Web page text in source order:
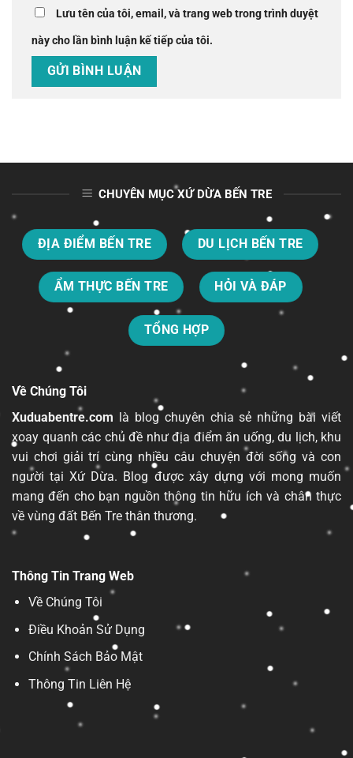
Lưu tên của tôi, email, và trang web trong trình duyệt
này cho lần bình luận kế tiếp của tôi.
CHUYÊN MỤC XỨ DỪA BẾN TRE
ĐỊA ĐIỂM BẾN TRE DU LỊCH BẾN TRE
ẨM THỰC BẾN TRE HỎI VÀ ĐÁP
TỔNG HỢP
Về Chúng Tôi
Xuduabentre.com là blog chuyên chia sẻ những bài viết
xoay quanh các chủ đề như địa điểm ăn uống, du lịch, khu
vui chơi giải trí cùng nhiều câu chuyện đời sống và con
người tại Xứ Dừa. Blog được xây dựng với mong muốn
mang đến cho bạn nguồn thông tin hữu ích và chân thực
về vùng đất Bến Tre thân thương.
Thông Tin Trang Web
Về Chúng Tôi
Điều Khoản Sử Dụng
Chính Sách Bảo Mật
Thông Tin Liên Hệ